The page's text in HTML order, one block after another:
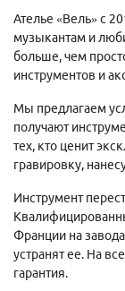
Ателье «Вель» с
музыкантам и
больше, чем
инструментов и
Мы предлагаем
получают
тех, кто ценит
гравировку,
Инструмент
Франции на
устранят ее. На
гарантия.